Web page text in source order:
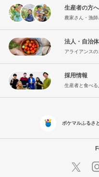
生産者の方へ
農家さん・漁
法人・自治
アライアンス
採用情報
生産者と食べ
ポケマルふるさ